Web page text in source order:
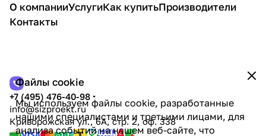
Файлы cookie
Мы используем файлы cookie, разработанные
нашими специалистами и третьими лицами, для
анализа событий на нашем веб-сайте, что
О компанииУслугиКак купитьПроизводители
Контакты
+7 (495) 476-40-98
info@sizproekt.ru
Криворожская ул., 6А, стр. 2, оф. 338